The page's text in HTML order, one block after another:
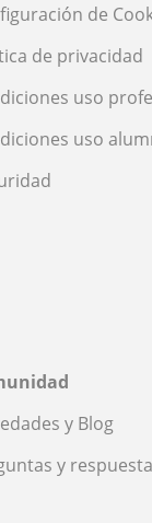
de
de privacidad
uso
uso
y Blog
y